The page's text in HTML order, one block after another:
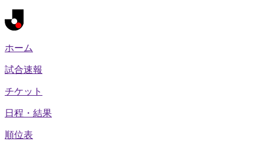
ホーム
試合速報
チケット
日程・結果
順位表